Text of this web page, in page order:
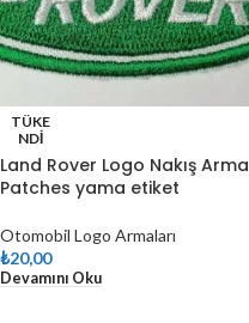
TÜKE
NDI
Land Rover Logo Nakış Arma
Patches yama etiket
Otomobil Logo Armaları
₺20,00
Devamını Oku